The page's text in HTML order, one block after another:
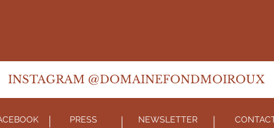
INSTAGRAM @DOMAINEFONDMOIROUX
PRESS NEWSLETTER